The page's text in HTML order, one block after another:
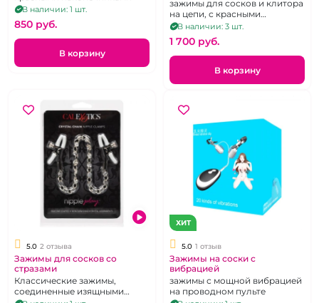
В наличии: 1 шт.
850 pуб.
В корзину
наконечниками
зажимы для сосков и клитора
на цепи, с красными
наконечниками
В наличии: 3 шт.
1 700 pуб.
В корзину
5.0 2 отзыва
Зажимы для сосков со
стразами
Классические зажимы,
соединенные изящными
ХИТ
5.0 1 отзыв
Зажимы на соски с
вибрацией
зажимы с мощной вибрацией
на проводном пульте